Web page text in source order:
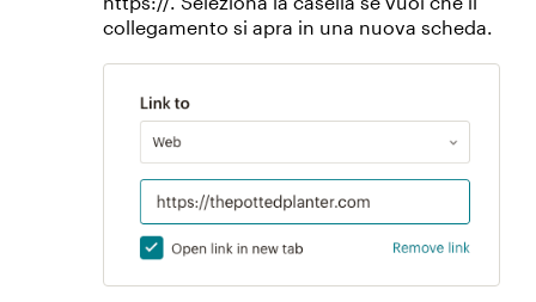
collegamento si apra in una nuova scheda.